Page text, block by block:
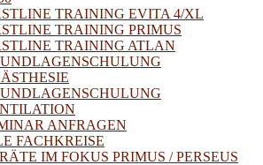
TRAINING EVITA 4/XL
TRAINING PRIMUS
TRAINING ATLAN
ANFRAGEN
FACHKREISE
IM FOKUS PRIMUS / PERSEUS